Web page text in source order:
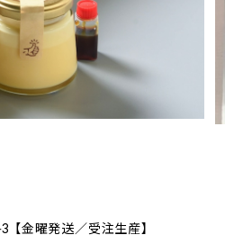
【金曜発送／受注生産】